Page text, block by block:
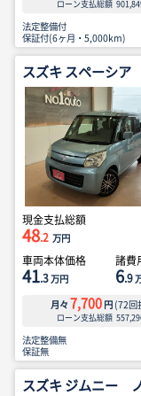
ローン支払総額
法定整備付
保証付(6ヶ月・5,000km)
スズキ スペーシア
現金支払総額
48.2 万円
車両本体価格
41.3万円
諸費
6.9
月々 7,700 円 (72回
ローン支払総額
法定整備無
保証無
スズキ ジムニー